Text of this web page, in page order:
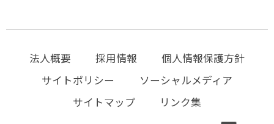
法人概要 採用情報
個人情報保護方針
サイトポリシー
ソーシャルメディア
サイトマップ
リンク集